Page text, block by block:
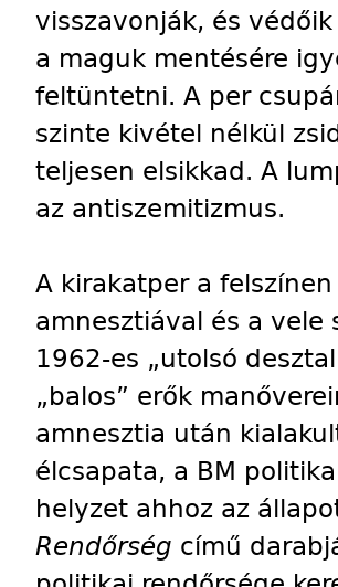
visszavonják, és
a maguk mentésére
feltüntetni. A per
szinte kivétel nélkül
teljesen elsikkad. A
az antiszemitizmus.
A kirakatper a
amnesztiával és a vele
1962-es „utolsó
„balos” erők
amnesztia után
élcsapata, a BM
helyzet ahhoz az
Rendőrség című